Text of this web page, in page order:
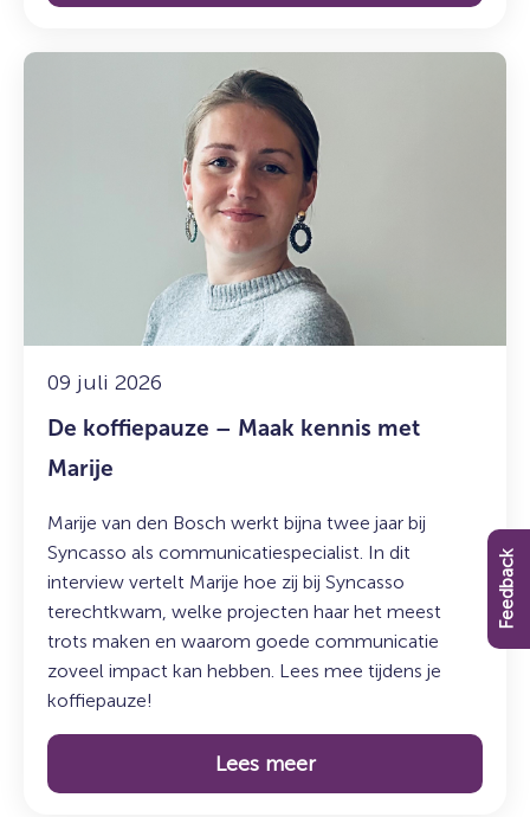
09 juli 2026
De koffiepauze – Maak kennis met
Marije
Marije van den Bosch werkt bijna twee jaar bij
Syncasso als communicatiespecialist. In dit
interview vertelt Marije hoe zij bij Syncasso
terechtkwam, welke projecten haar het meest
trots maken en waarom goede communicatie
zoveel impact kan hebben. Lees mee tijdens je
koffiepauze!
Lees meer
Lees
Feedback